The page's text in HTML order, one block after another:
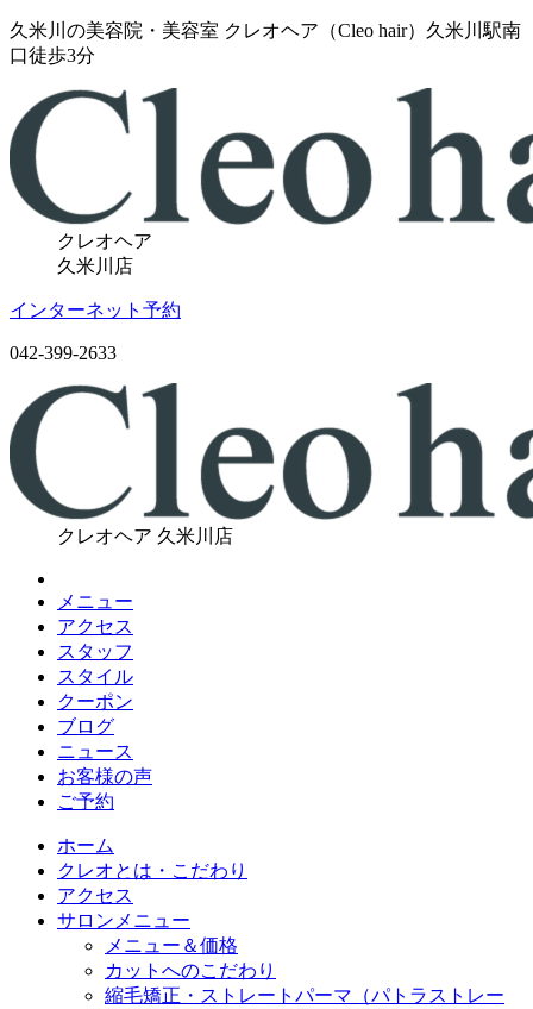
久米川の美容院・美容室 クレオヘア（Cleo hair）久米川駅南
口徒歩3分
クレオヘア
久米川店
インターネット予約
042-399-2633
クレオヘア 久米川店
メニュー
アクセス
スタッフ
スタイル
クーポン
ブログ
ニュース
お客様の声
ご予約
ホーム
クレオとは・こだわり
アクセス
サロンメニュー
メニュー＆価格
カットへのこだわり
縮毛矯正・ストレートパーマ（パトラストレー